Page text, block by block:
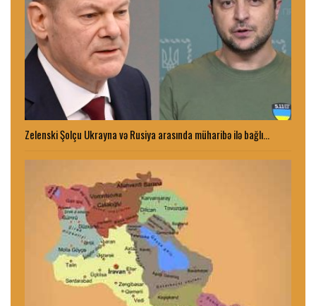
Zelenski Şolçu Ukrayna və Rusiya arasında müharibə ilə bağlı…